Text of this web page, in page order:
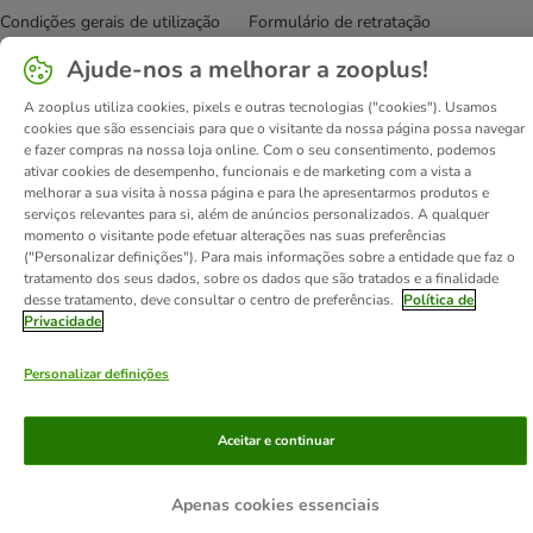
Condições gerais de utilização
Formulário de retratação
Métodos de pagamento
Política de privacidade
Website Corporativo
Declaração de acessibilidade
© zooplus SE 2026
Ajude-nos a melhorar a zooplus!
A zooplus utiliza cookies, pixels e outras tecnologias ("cookies"). Usamos
cookies que são essenciais para que o visitante da nossa página possa navegar
e fazer compras na nossa loja online. Com o seu consentimento, podemos
ativar cookies de desempenho, funcionais e de marketing com a vista a
melhorar a sua visita à nossa página e para lhe apresentarmos produtos e
serviços relevantes para si, além de anúncios personalizados. A qualquer
momento o visitante pode efetuar alterações nas suas preferências
("Personalizar definições"). Para mais informações sobre a entidade que faz o
tratamento dos seus dados, sobre os dados que são tratados e a finalidade
desse tratamento, deve consultar o centro de preferências.
Política de
Privacidade
Personalizar definições
Apenas cookies essenciais
Aceitar e continuar